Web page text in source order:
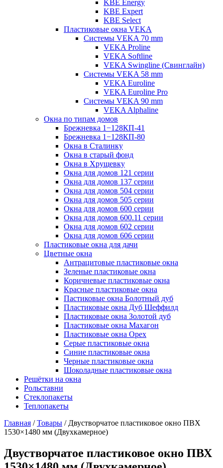
KBE Energy
KBE Expert
KBE Select
Пластиковые окна VEKA
Cистемы VEKA 70 mm
VEKA Proline
VEKA Softline
VEKA Swingline (Свинглайн)
Системы VEKA 58 mm
VEKA Euroline
VEKA Euroline Pro
Системы VEKA 90 mm
VEKA Alphaline
Окна по типам домов
Брежневка 1−128КП-41
Брежневка 1−128КП-80
Окна в Сталинку
Окна в старый фонд
Окна в Хрущевку
Окна для домов 121 серии
Окна для домов 137 серии
Окна для домов 504 серии
Окна для домов 505 серии
Окна для домов 600 серии
Окна для домов 600.11 серии
Окна для домов 602 серии
Окна для домов 606 серии
Пластиковые окна для дачи
Цветные окна
Антрацитовые пластиковые окна
Зеленые пластиковые окна
Коричневые пластиковые окна
Красные пластиковые окна
Пастиковые окна Болотный дуб
Пластиковые окна Дуб Шеффилд
Пластиковые окна Золотой дуб
Пластиковые окна Махагон
Пластиковые окна Орех
Серые пластиковые окна
Синие пластиковые окна
Черные пластиковые окна
Шоколадные пластиковые окна
Решётки на окна
Рольставни
Стеклопакеты
Теплопакеты
Главная /Товары / Двустворчатое пластиковое окно ПВХ
1530×1480 мм (Двухкамерное)
Двустворчатое пластиковое окно ПВХ